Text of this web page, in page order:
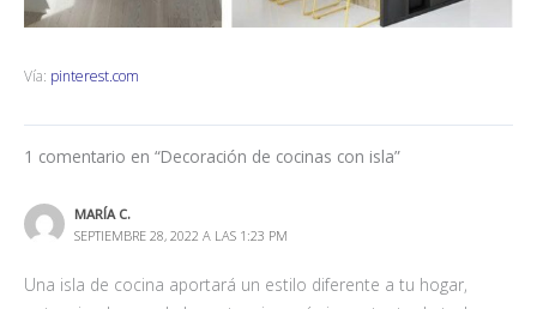
Vía: pinterest.com
1 comentario en “Decoración de cocinas con isla”
MARÍA C.
SEPTIEMBRE 28, 2022 A LAS 1:23 PM
Una isla de cocina aportará un estilo diferente a tu hogar,